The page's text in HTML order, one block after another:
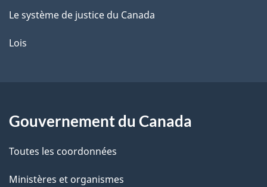
Le système de justice du Canada
Lois
Gouvernement du Canada
Toutes les coordonnées
Ministères et organismes